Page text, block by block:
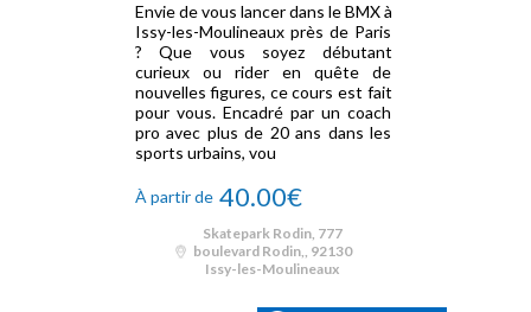
Envie de vous lancer dans le BMX à
Issy-les-Moulineaux près de Paris
? Que vous soyez débutant
curieux ou rider en quête de
nouvelles figures, ce cours est fait
pour vous. Encadré par un coach
pro avec plus de 20 ans dans les
sports urbains, vou
À partir de 40.00€
Skatepark Rodin, 777
boulevard Rodin,, 92130
Issy-les-Moulineaux